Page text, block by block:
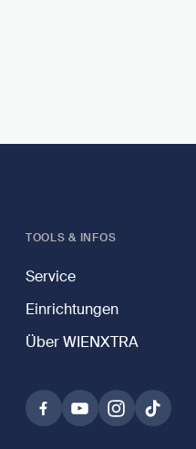
TOOLS & INFOS
Service
Einrichtungen
Über WIENXTRA